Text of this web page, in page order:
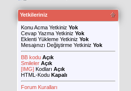
Yetkileriniz
Konu Acma Yetkiniz Yok
Cevap Yazma Yetkiniz Yok
Eklenti Yükleme Yetkiniz Yok
Mesajınızı Değiştirme Yetkiniz Yok
BB kodu Açık
Smileler Açık
[IMG] Kodları Açık
HTML-Kodu Kapalı
Forum Kuralları